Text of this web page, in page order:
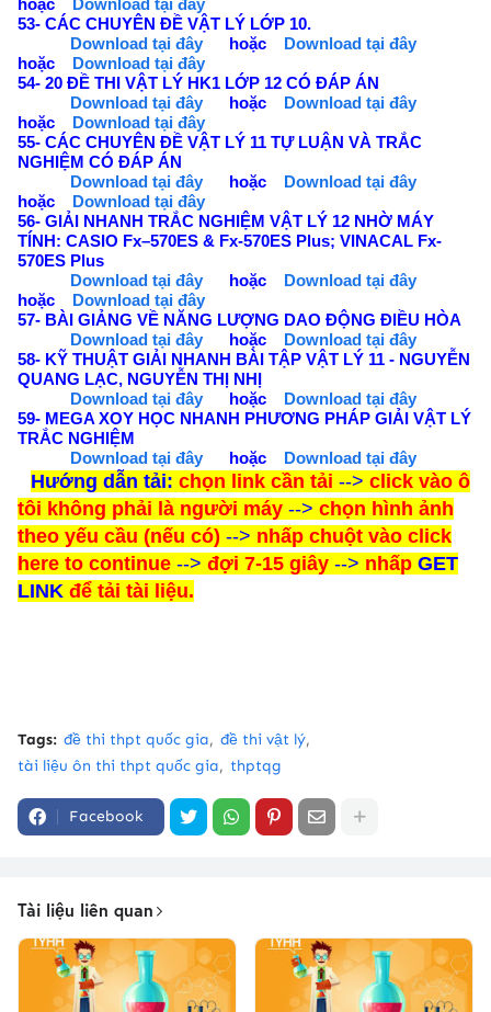
hoặc Download tại đây
53- CÁC CHUYÊN ĐỀ VẬT LÝ LỚP 10.
Download tại đây
hoặc Download tại đây
hoặc Download tại đây
54- 20 ĐỀ THI VẬT LÝ HK1 LỚP 12 CÓ ĐÁP ÁN
Download tại đây
hoặc
Download tại đây
hoặc Download tại đây
55- CÁC CHUYÊN ĐỀ VẬT LÝ 11 TỰ LUẬN VÀ TRẮC
NGHIỆM CÓ ĐÁP ÁN
Download tại đây
hoặc
Download tại đây
hoặc Download tại đây
56- GIẢI NHANH TRẮC NGHIỆM VẬT LÝ 12 NHỜ MÁY
TÍNH: CASIO Fx–570ES & Fx-570ES Plus; VINACAL Fx-
570ES Plus
Download tại đây
hoặc Download tại đây
hoặc
Download tại đây
57- BÀI GIẢNG VỀ NĂNG LƯỢNG DAO ĐỘNG ĐIỀU HÒA
Download tại đây
hoặc
Download tại đây
58- KỸ THUẬT GIẢI NHANH BÀI TẬP VẬT LÝ 11 - NGUYỄN
QUANG LẠC, NGUYỄN THỊ NHỊ
Download tại đây
hoặc Download tại đây
59- MEGA XOY HỌC NHANH PHƯƠNG PHÁP GIẢI VẬT LÝ
TRẮC NGHIỆM
Download tại đây hoặc Download tại đây
Hướng dẫn tải: chọn link cần tải --> click vào ô
tôi không phải là người máy --> chọn hình ảnh
theo yếu cầu (nếu có) --> nhấp chuột vào click
here to continue --> đợi 7-15 giây --> nhấp GET
LINK để tải tài liệu.
Tags: đề thi thpt quốc gia
đề thi vật lý
tài liệu ôn thi thpt quốc gia
thptqg
Facebook
Tài liệu liên quan